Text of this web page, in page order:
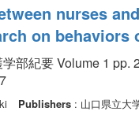
nurses
on
部紀要 Volume 1 pp.
Publishers: 山口県立大